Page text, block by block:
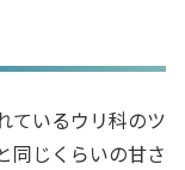
ているウリ科のツ
同じくらいの甘さ